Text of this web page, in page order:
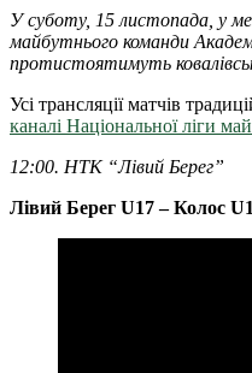
У суботу, 15 листопада, у
майбутнього команди
протистоятимуть
Усі трансляції матчів
каналі Національної ліги
12:00. НТК “Лівий Берег”
Лівий Берег U17 – Колос